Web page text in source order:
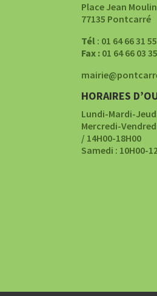
Place Jean Moulin
77135 Pontcarré
Tél : 01 64 66 31 55
Fax : 01 64 66 03 35
HORAIRES
Lundi-Mardi-
Mercredi-
/ 14H00-18H00
Samedi : 10H00-